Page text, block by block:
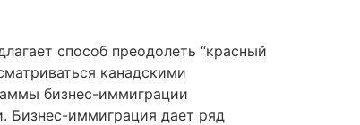
способ преодолеть “красный
канадскими
бизнес-иммиграции
Бизнес-иммиграция дает ряд